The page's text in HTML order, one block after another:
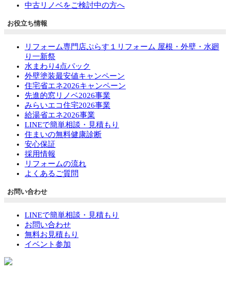
中古リノベをご検討中の方へ
お役立ち情報
リフォーム専門店ぷらす１リフォーム 屋根・外壁・水廻
り一新祭
水まわり4点パック
外壁塗装最安値キャンペーン
住宅省エネ2026キャンペーン
先進的窓リノベ2026事業
みらいエコ住宅2026事業
給湯省エネ2026事業
LINEで簡単相談・見積もり
住まいの無料健康診断
安心保証
採用情報
リフォームの流れ
よくあるご質問
お問い合わせ
LINEで簡単相談・見積もり
お問い合わせ
無料お見積もり
イベント参加